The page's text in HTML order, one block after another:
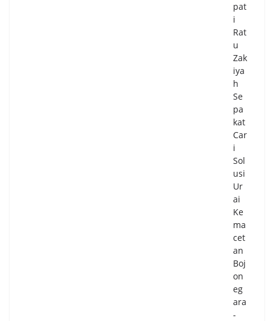
pat
i
Rat
u
Zak
iya
h
Se
pa
kat
Car
i
Sol
usi
Ur
ai
Ke
ma
cet
an
Boj
on
eg
ara
-